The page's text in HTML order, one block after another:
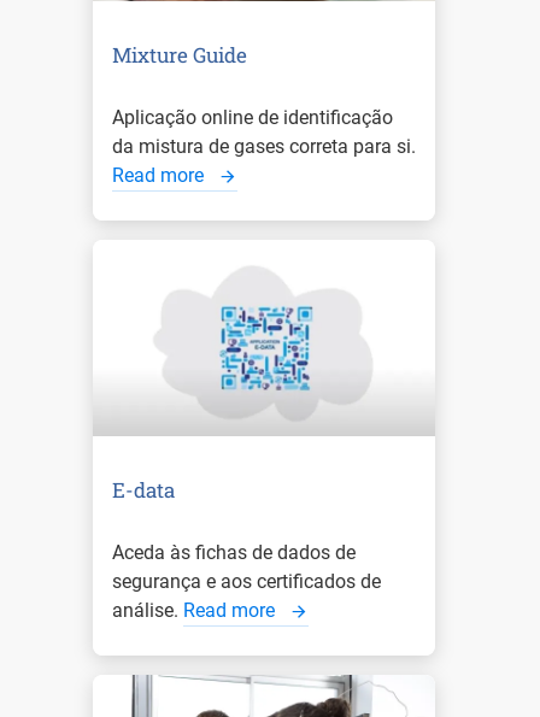
Mixture Guide
Aplicação online de identificação
da mistura de gases correta para si.
Read more
E-data
Aceda às fichas de dados de
segurança e aos certificados de
análise. Read more